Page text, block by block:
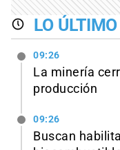
LO ÚLTIMO
09:26
La minería
producción
09:26
Buscan